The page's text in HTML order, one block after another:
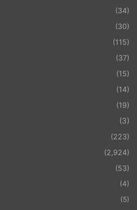
(34)
(30)
(115)
(37)
(15)
(14)
(19)
(3)
(223)
(2,924)
(53)
(4)
(5)